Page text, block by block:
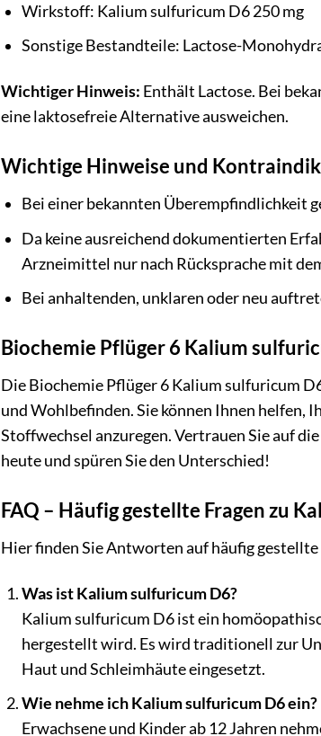
Wirkstoff: Kalium sulfuricum D6 250 mg
Sonstige Bestandteile: Lactose-
Wichtiger Hinweis: Enthält Lactose. Bei
eine laktosefreie Alternative ausweichen.
Wichtige Hinweise und
Bei einer bekannten Überempfindlichkeit
Da keine ausreichend dokumentierten
Arzneimittel nur nach Rücksprache mit
Bei anhaltenden, unklaren oder neu
Biochemie Pflüger 6 Kalium
Die Biochemie Pflüger 6 Kalium sulfuricum
und Wohlbefinden. Sie können Ihnen helfen,
Stoffwechsel anzuregen. Vertrauen Sie auf
heute und spüren Sie den Unterschied!
FAQ – Häufig gestellte Fragen zu
Hier finden Sie Antworten auf häufig
Was ist Kalium sulfuricum D6?
Kalium sulfuricum D6 ist ein
hergestellt wird. Es wird traditionell zur
Haut und Schleimhäute eingesetzt.
Wie nehme ich Kalium sulfuricum D6 ein?
Erwachsene und Kinder ab 12 Jahren